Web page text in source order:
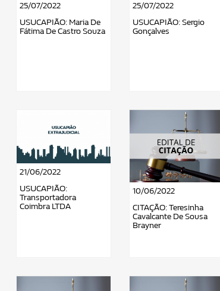
25/07/2022
USUCAPIÃO: Maria De
Fátima De Castro Souza
25/07/2022
USUCAPIÃO: Sergio
Gonçalves
21/06/2022
USUCAPIÃO:
Transportadora
Coimbra LTDA
10/06/2022
CITAÇÃO: Teresinha
Cavalcante De Sousa
Brayner